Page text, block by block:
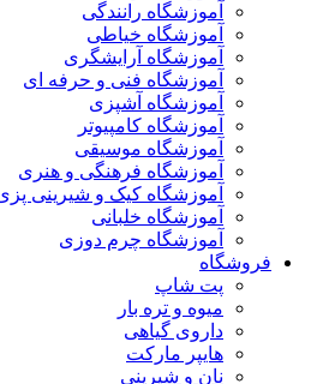
آموزشگاه رانندگی
آموزشگاه خیاطی
آموزشگاه آرایشگری
آموزشگاه فنی و حرفه ای
آموزشگاه آشپزی
آموزشگاه کامپیوتر
آموزشگاه موسیقی
آموزشگاه فرهنگی و هنری
آموزشگاه کیک و شیرینی پزی
آموزشگاه خلبانی
آموزشگاه چرم دوزی
فروشگاه
پت شاپ
میوه و تره بار
داروی گیاهی
هایپر مارکت
نان و شیرینی